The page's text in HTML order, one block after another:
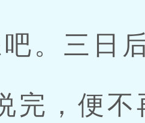
。三日
，便不